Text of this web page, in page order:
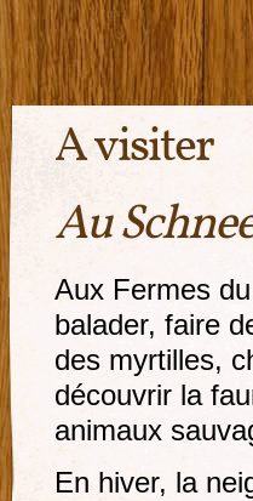
A visiter
Au
Aux Fermes
balader, faire
des myrtilles,
découvrir la
animaux
En hiver, la